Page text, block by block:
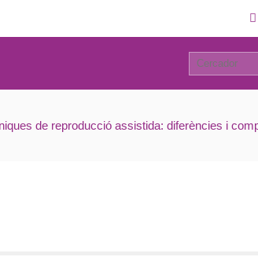
assistida
0
de reproducció assistida: diferències i